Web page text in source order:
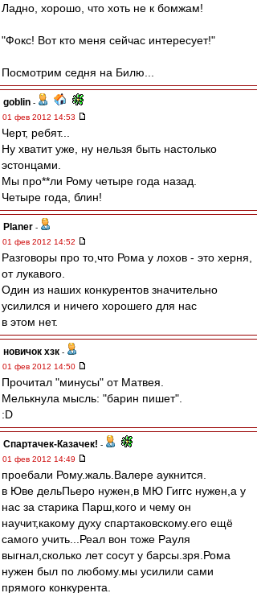
Ладно, хорошо, что хоть не к бомжам!
"Фокс! Вот кто меня сейчас интересует!"
Посмотрим седня на Билю...
goblin -
01 фев 2012 14:53
Черт, ребят...
Ну хватит уже, ну нельзя быть настолько
эстонцами.
Мы про**ли Рому четыре года назад.
Четыре года, блин!
Planer -
01 фев 2012 14:52
Разговоры про то,что Рома у лохов - это херня,
от лукавого.
Один из наших конкурентов значительно
усилился и ничего хорошего для нас
в этом нет.
новичок хзк -
01 фев 2012 14:50
Прочитал "минусы" от Матвея.
Мелькнула мысль: "барин пишет".
:D
Спартачек-Казачек! -
01 фев 2012 14:49
проебали Рому.жаль.Валере аукнится.
в Юве дельПьеро нужен,в МЮ Гиггс нужен,а у
нас за старика Парш,кого и чему он
научит,какому духу спартаковскому.его ещё
самого учить...Реал вон тоже Рауля
выгнал,сколько лет сосут у барсы.зря.Рома
нужен был по любому.мы усилили сами
прямого конкурента.